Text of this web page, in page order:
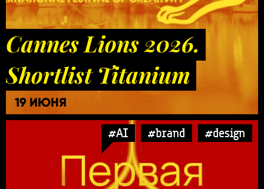
Cannes Lions 2026.
Shortlist Titanium
19 ИЮНЯ
#AI #brand #design